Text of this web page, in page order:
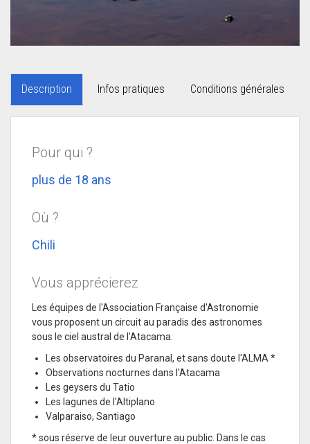
Description Infos pratiques Conditions générales
Pour qui ?
plus de 18 ans
Où ?
Chili
Vous apprécierez
Les équipes de l'Association Française d'Astronomie
vous proposent un circuit au paradis des astronomes
sous le ciel austral de l'Atacama.
Les observatoires du Paranal, et sans doute l'ALMA *
Observations nocturnes dans l'Atacama
Les geysers du Tatio
Les lagunes de l'Altiplano
Valparaiso, Santiago
* sous réserve de leur ouverture au public. Dans le cas